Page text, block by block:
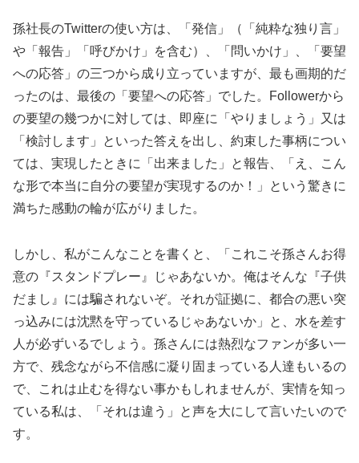
孫社長のTwitterの使い方は、「発信」（「純粋な独り言」
や「報告」「呼びかけ」を含む）、「問いかけ」、「要望
への応答」の三つから成り立っていますが、最も画期的だ
ったのは、最後の「要望への応答」でした。Followerから
の要望の幾つかに対しては、即座に「やりましょう」又は
「検討します」といった答えを出し、約束した事柄につい
ては、実現したときに「出来ました」と報告、「え、こん
な形で本当に自分の要望が実現するのか！」という驚きに
満ちた感動の輪が広がりました。
しかし、私がこんなことを書くと、「これこそ孫さんお得
意の『スタンドプレー』じゃあないか。俺はそんな『子供
だまし』には騙されないぞ。それが証拠に、都合の悪い突
っ込みには沈黙を守っているじゃあないか」と、水を差す
人が必ずいるでしょう。孫さんには熱烈なファンが多い一
方で、残念ながら不信感に凝り固まっている人達もいるの
で、これは止むを得ない事かもしれませんが、実情を知っ
ている私は、「それは違う」と声を大にして言いたいので
す。